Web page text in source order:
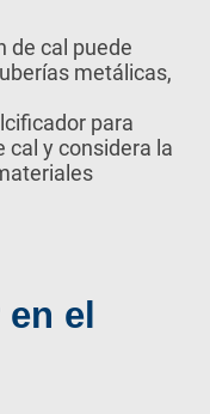
de cal puede
metálicas,
para
cal y considera la
el